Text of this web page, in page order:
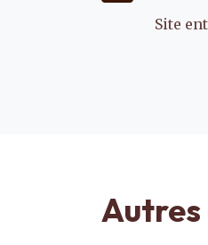
Site
Autres